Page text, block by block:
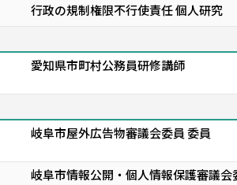
行政の規制権限不行使責任 個人研究
愛知県市町村公務員研修講師
岐阜市屋外広告物審議会委員 委員
岐阜市情報公開・個人情報保護審議会